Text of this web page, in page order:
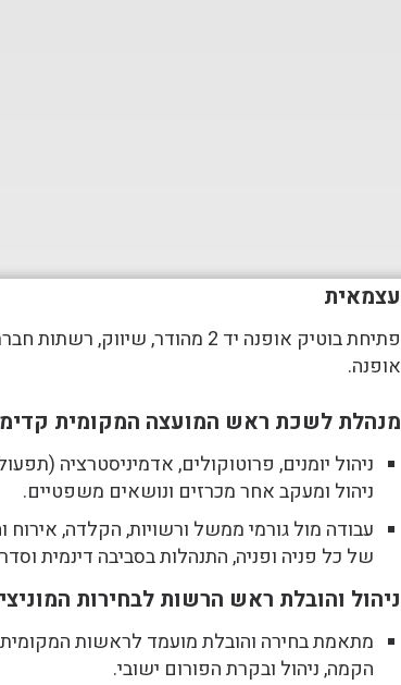
עצמאית
פתיחת בוטיק אופנה יד 2 מהודר,
אופנה.
מנהלת לשכת ראש המועצה המקומית
ניהול יומנים, פרוטוקולים, אדמיניסטרציה
ניהול ומעקב אחר מכרזים ונושאים משפטיים.
עבודה מול גורמי ממשל ורשויות, הקלדה, אירוח
של כל פניה ופניה, התנהלות בסביבה דינמית
ניהול והובלת ראש הרשות לבחירות
מתאמת בחירה והובלת מועמד לראשות המקומית
הקמה, ניהול ובקרת הפורום ישובי.